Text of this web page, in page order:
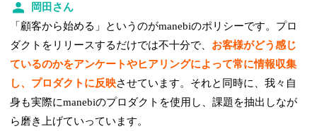
岡田さん
「顧客から始める」というのがmanebiのポリシーです。プロ
ダクトをリリースするだけでは不十分で、 お客様がどう感じ
ているのかをアンケートやヒアリングによって常に情報収集
し、プロダクトに反映させています。それと同時に、我々自
身も実際にmanebiのプロダクトを使用し、課題を抽出しなが
ら磨き上げていっています。